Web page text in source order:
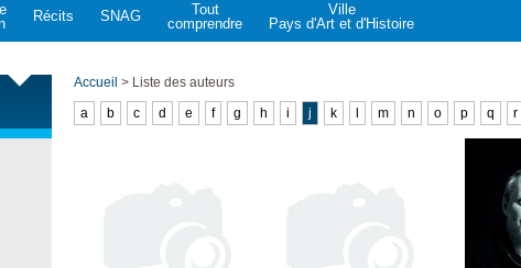
Récits SNAG
Tout
comprendre
Ville
Pays d'Art et d'Histoire
Accueil > Liste des auteurs
a
b c d e f g h i j k m n o p q r